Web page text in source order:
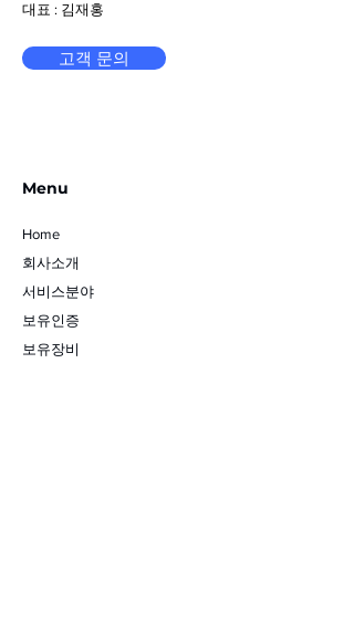
​대표 : 김재홍
고객 문의
Menu
Home
회사소개
​서비스분야
보유인증
보유장비